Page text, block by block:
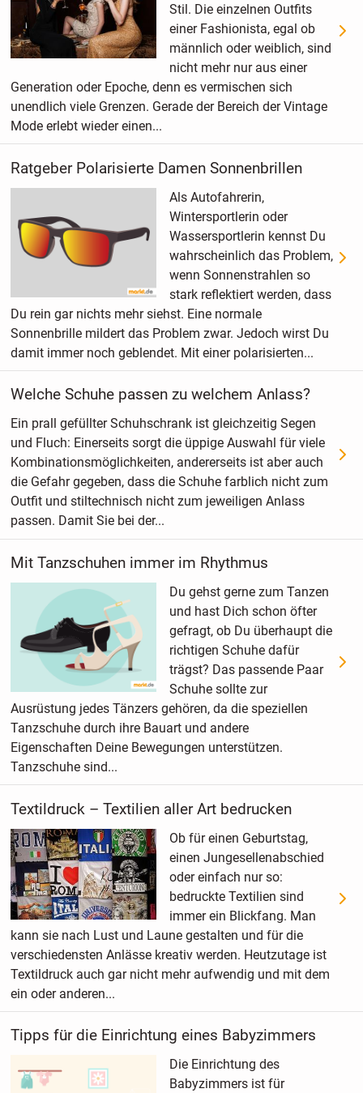
Stil. Die einzelnen Outfits
einer Fashionista, egal ob
männlich oder weiblich, sind
nicht mehr nur aus einer
Generation oder Epoche, denn es vermischen sich
unendlich viele Grenzen. Gerade der Bereich der Vintage
Mode erlebt wieder einen...
Ratgeber Polarisierte Damen Sonnenbrillen
Als Autofahrerin,
Wintersportlerin oder
Wassersportlerin kennst Du
wahrscheinlich das Problem,
wenn Sonnenstrahlen so
stark reflektiert werden, dass
Du rein gar nichts mehr siehst. Eine normale
Sonnenbrille mildert das Problem zwar. Jedoch wirst Du
damit immer noch geblendet. Mit einer polarisierten...
Welche Schuhe passen zu welchem Anlass?
Ein prall gefüllter Schuhschrank ist gleichzeitig Segen
und Fluch: Einerseits sorgt die üppige Auswahl für viele
Kombinationsmöglichkeiten, andererseits ist aber auch
die Gefahr gegeben, dass die Schuhe farblich nicht zum
Outfit und stiltechnisch nicht zum jeweiligen Anlass
passen. Damit Sie bei der...
Mit Tanzschuhen immer im Rhythmus
Du gehst gerne zum Tanzen
und hast Dich schon öfter
gefragt, ob Du überhaupt die
richtigen Schuhe dafür
trägst? Das passende Paar
Schuhe sollte zur
Ausrüstung jedes Tänzers gehören, da die speziellen
Tanzschuhe durch ihre Bauart und andere
Eigenschaften Deine Bewegungen unterstützen.
Tanzschuhe sind...
Textildruck – Textilien aller Art bedrucken
Ob für einen Geburtstag,
einen Jungesellenabschied
oder einfach nur so:
bedruckte Textilien sind
immer ein Blickfang. Man
kann sie nach Lust und Laune gestalten und für die
verschiedensten Anlässe kreativ werden. Heutzutage ist
Textildruck auch gar nicht mehr aufwendig und mit dem
ein oder anderen...
Tipps für die Einrichtung eines Babyzimmers
Die Einrichtung des
Babyzimmers ist für